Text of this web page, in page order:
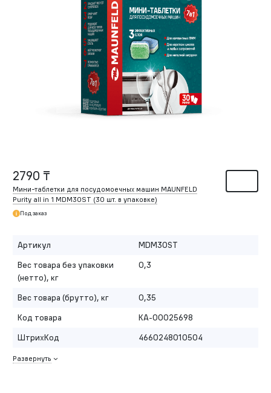
2790 ₸
Мини-таблетки для посудомоечных машин MAUNFELD
Purity all in 1 MDM30ST (30 шт. в упаковке)
Под заказ
Артикул
MDM30ST
Вес товара без упаковки
(нетто), кг
0,3
Вес товара (брутто), кг
0,35
Код товара
КА-00025698
ШтрихКод
4660248010504
Развернуть